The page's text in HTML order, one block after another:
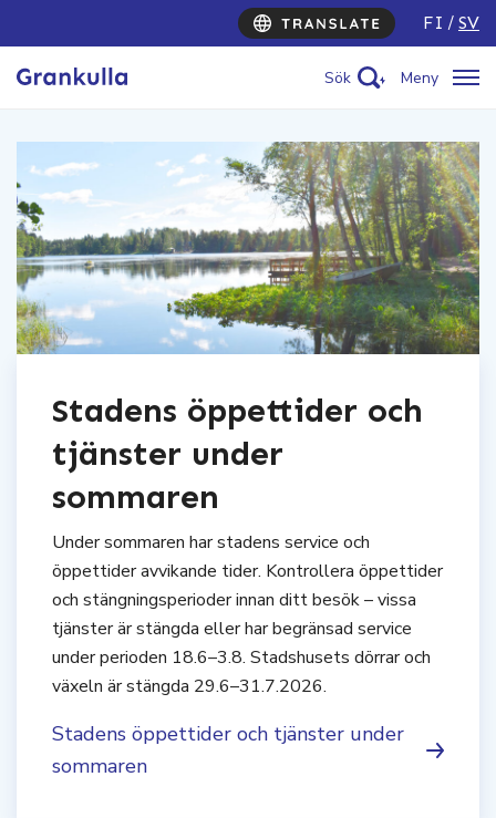
FI SV
Sök Meny
Stadens öppettider och
tjänster under
sommaren
Under sommaren har stadens service och
öppettider avvikande tider. Kontrollera öppettider
och stängningsperioder innan ditt besök – vissa
tjänster är stängda eller har begränsad service
under perioden 18.6–3.8. Stadshusets dörrar och
växeln är stängda 29.6–31.7.2026.
Stadens öppettider och tjänster under
sommaren